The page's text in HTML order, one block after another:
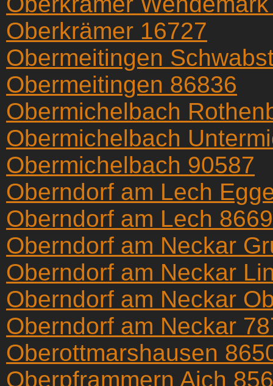
Oberkrämer 16727
Obermeitingen
Obermeitingen 86836
Obermichelbach
Obermichelbach
Obermichelbach 90587
Oberndorf am Lech
Oberndorf am Lech
Oberndorf am Neckar
Oberndorf am Neckar
Oberndorf am Neckar
Oberndorf am Neckar
Oberottmarshausen
Oberpframmern Aich